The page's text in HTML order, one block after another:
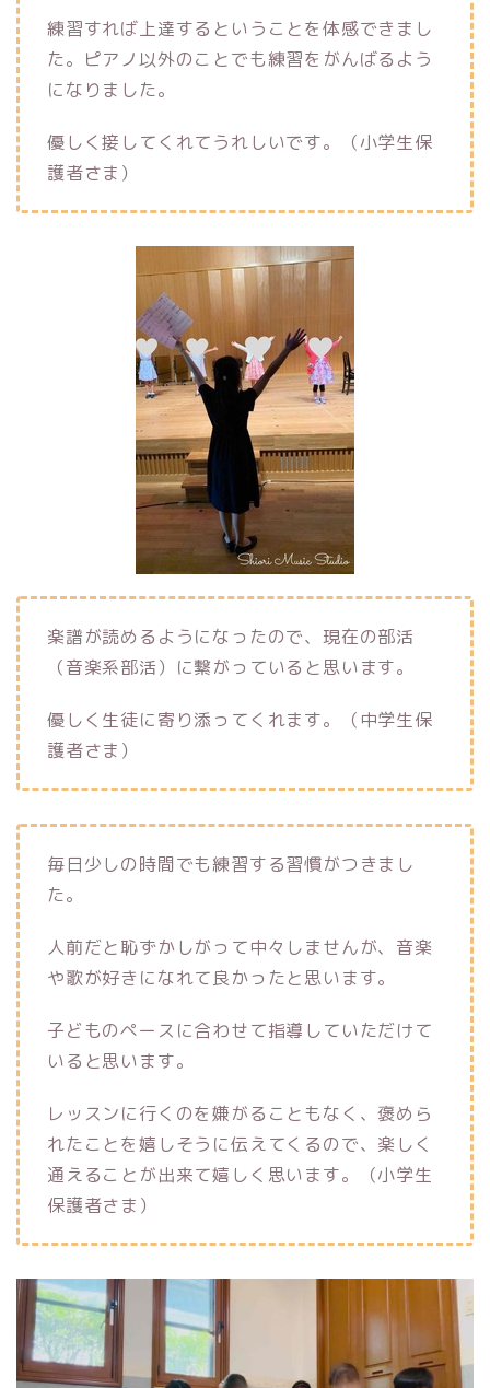
練習すれば上達するということを体感できまし
た。ピアノ以外のことでも練習をがんばるよう
になりました。
優しく接してくれてうれしいです。（小学生保
護者さま）
楽譜が読めるようになったので、現在の部活
（音楽系部活）に繋がっていると思います。
優しく生徒に寄り添ってくれます。（中学生保
護者さま）
毎日少しの時間でも練習する習慣がつきまし
た。
人前だと恥ずかしがって中々しませんが、音楽
や歌が好きになれて良かったと思います。
子どものペースに合わせて指導していただけて
いると思います。
レッスンに行くのを嫌がることもなく、褒めら
れたことを嬉しそうに伝えてくるので、楽しく
通えることが出来て嬉しく思います。（小学生
保護者さま）